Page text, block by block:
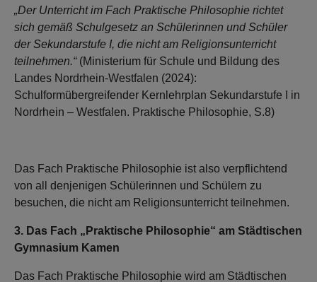
„Der Unterricht im Fach Praktische Philosophie richtet
sich gemäß Schulgesetz an Schülerinnen und Schüler
der Sekundarstufe I, die nicht am Religionsunterricht
teilnehmen.“(Ministerium für Schule und Bildung des
Landes Nordrhein-Westfalen (2024):
Schulformübergreifender Kernlehrplan Sekundarstufe I in
Nordrhein – Westfalen. Praktische Philosophie, S.8)
Das Fach Praktische Philosophie ist also verpflichtend
von all denjenigen Schülerinnen und Schülern zu
besuchen, die nicht am Religionsunterricht teilnehmen.
3. Das Fach „Praktische Philosophie“ am Städtischen
Gymnasium Kamen
Das Fach Praktische Philosophie wird am Städtischen